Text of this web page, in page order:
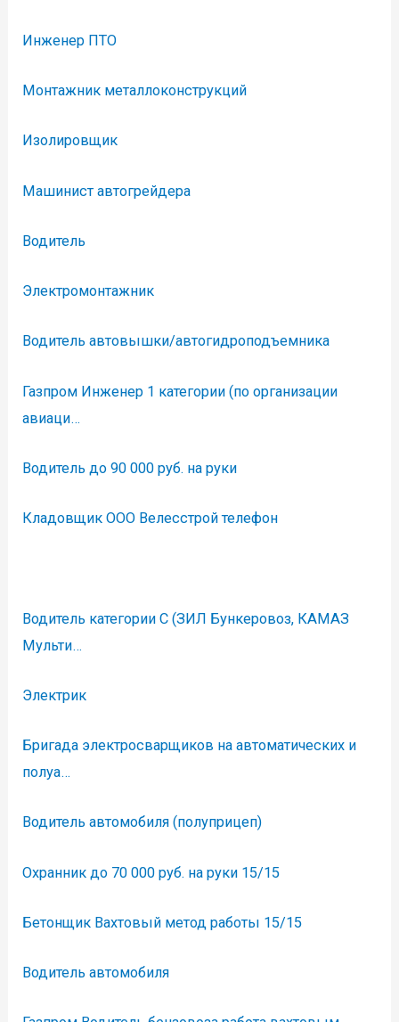
Инженер ПТО
Монтажник металлоконструкций
Изолировщик
Машинист автогрейдера
Водитель
Электромонтажник
Водитель автовышки/автогидроподъемника
Газпром Инженер 1 категории (по организации
авиаци…
Водитель до 90 000 руб. на руки
Кладовщик ООО Велесстрой телефон
Водитель категории С (ЗИЛ Бункеровоз, КАМАЗ
Мульти…
Электрик
Бригада электросварщиков на автоматических и
полуа…
Водитель автомобиля (полуприцеп)
Охранник до 70 000 руб. на руки 15/15
Бетонщик Вахтовый метод работы 15/15
Водитель автомобиля